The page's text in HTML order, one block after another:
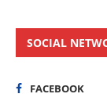
SOCIAL
FACEBOOK